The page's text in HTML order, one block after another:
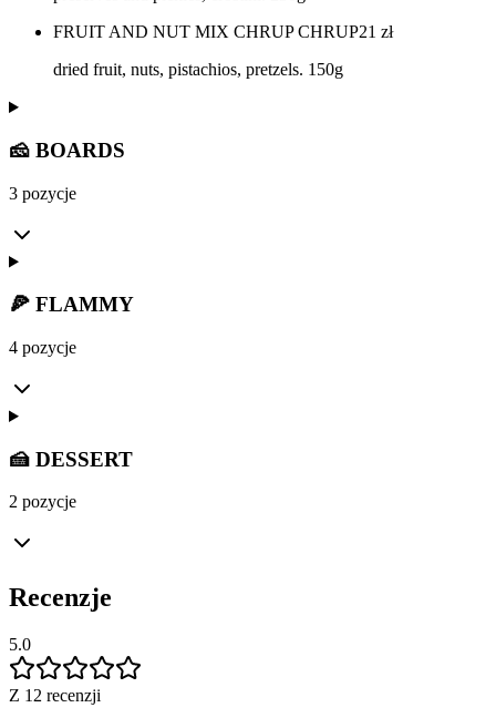
FRUIT AND NUT MIX CHRUP CHRUP21 zł
dried fruit, nuts, pistachios, pretzels. 150g
🧀 BOARDS
3 pozycje
🍕 FLAMMY
4 pozycje
🍰 DESSERT
2 pozycje
Recenzje
5.0
Z 12 recenzji